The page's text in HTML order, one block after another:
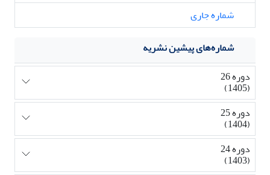
شماره جاری
شماره‌های پیشین نشریه
دوره 26
(1405)
دوره 25
(1404)
دوره 24
(1403)